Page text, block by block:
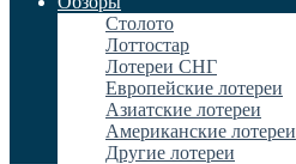
Столото
Лоттостар
Лотереи СНГ
Европейские лотереи
Азиатские лотереи
Американские лотереи
Другие лотереи